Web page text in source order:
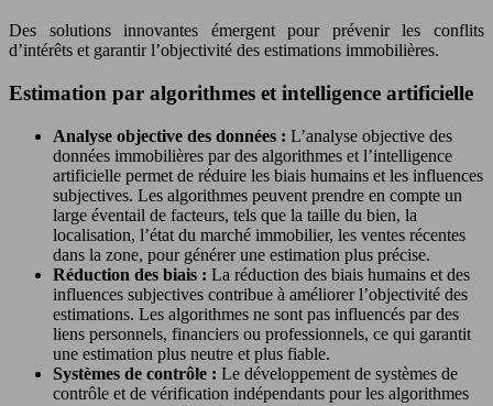
Des solutions innovantes émergent pour prévenir les conflits
d’intérêts et garantir l’objectivité des estimations immobilières.
Estimation par algorithmes et intelligence artificielle
Analyse objective des données : L’analyse objective des
données immobilières par des algorithmes et l’intelligence
artificielle permet de réduire les biais humains et les influences
subjectives. Les algorithmes peuvent prendre en compte un
large éventail de facteurs, tels que la taille du bien, la
localisation, l’état du marché immobilier, les ventes récentes
dans la zone, pour générer une estimation plus précise.
Réduction des biais : La réduction des biais humains et des
influences subjectives contribue à améliorer l’objectivité des
estimations. Les algorithmes ne sont pas influencés par des
liens personnels, financiers ou professionnels, ce qui garantit
une estimation plus neutre et plus fiable.
Systèmes de contrôle : Le développement de systèmes de
contrôle et de vérification indépendants pour les algorithmes